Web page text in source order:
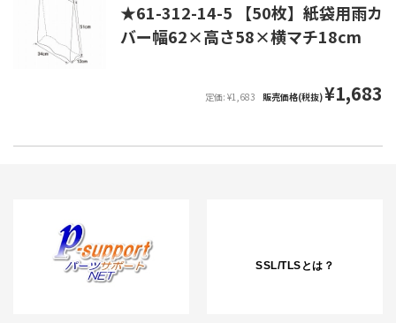
★61-312-14-5 【50枚】紙袋用雨カ
バー幅62×高さ58×横マチ18cm
定価: ¥1,683 販売価格(税抜)¥1,683
SSL/TLSとは？